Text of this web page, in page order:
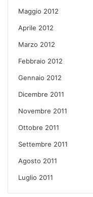
Maggio 2012
Aprile 2012
Marzo 2012
Febbraio 2012
Gennaio 2012
Dicembre 2011
Novembre 2011
Ottobre 2011
Settembre 2011
Agosto 2011
Luglio 2011